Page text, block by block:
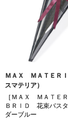
ＭＡＸ ＭＡＴＥＲ
スマテリア）
［ＭＡＸ ＭＡＴＥ
ＢＲＩＤ 花束バス
ダーブルー